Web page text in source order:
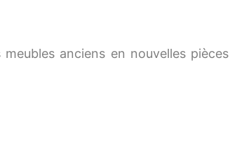
anciens en nouvelles pièces